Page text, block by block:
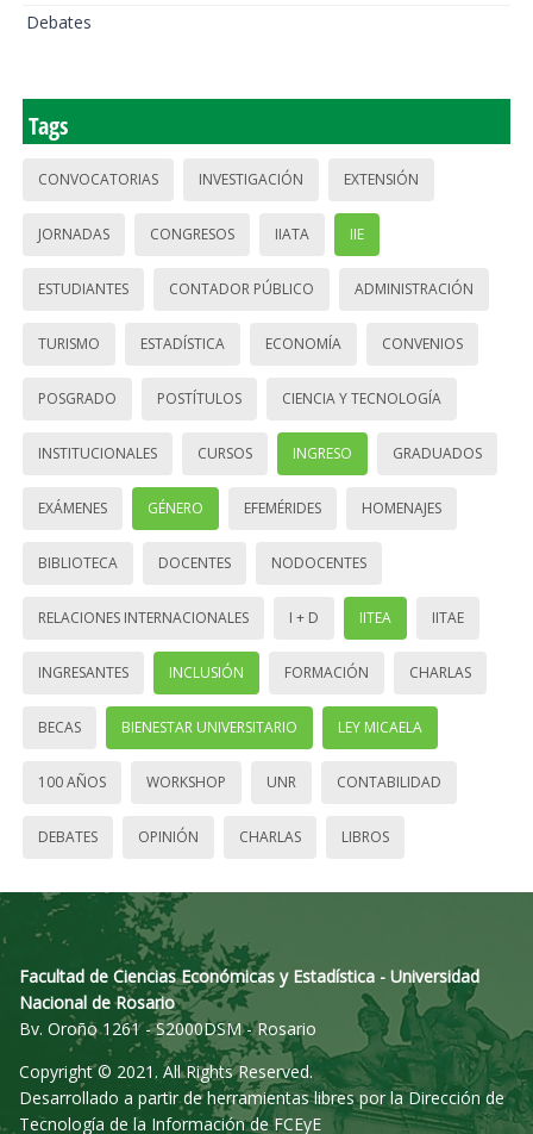
Debates
Tags
CONVOCATORIAS INVESTIGACIÓN EXTENSIÓN
JORNADAS CONGRESOS IIATA IIE
ESTUDIANTES CONTADOR PÚBLICO ADMINISTRACIÓN
TURISMO ESTADÍSTICA ECONOMÍA CONVENIOS
POSGRADO POSTÍTULOS CIENCIA Y TECNOLOGÍA
INSTITUCIONALES CURSOS INGRESO GRADUADOS
EXÁMENES GÉNERO EFEMÉRIDES HOMENAJES
BIBLIOTECA DOCENTES NODOCENTES
RELACIONES INTERNACIONALES I + D IITEA IITAE
INGRESANTES INCLUSIÓN FORMACIÓN CHARLAS
BECAS BIENESTAR UNIVERSITARIO LEY MICAELA
100 AÑOS WORKSHOP UNR CONTABILIDAD
DEBATES OPINIÓN CHARLAS LIBROS
Facultad de Ciencias Económicas y Estadística - Universidad
Nacional de Rosario
Bv. Oroño 1261 - S2000DSM - Rosario
Copyright © 2021. All Rights Reserved.
Desarrollado a partir de herramientas libres por la Dirección de
Tecnología de la Información de FCEyE